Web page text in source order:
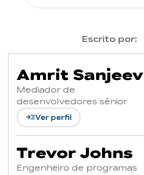
Escrito por:
Amrit Sanjeev
Mediador de
desenvolvedores sênior
read_moreVer perfil
Trevor Johns
Engenheiro de programas